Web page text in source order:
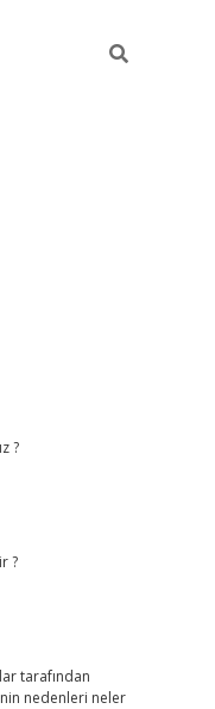
?
?
tarafından
nedenleri neler